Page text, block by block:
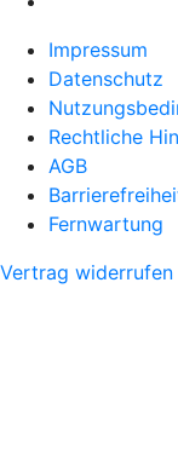
Impressum
Datenschutz
Rechtliche
AGB
Fernwartung
Vertrag widerrufen